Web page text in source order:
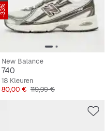
-33%
New Balance
740
18 Kleuren
Prijs
80,00 € Originele Prijs
119,99 €